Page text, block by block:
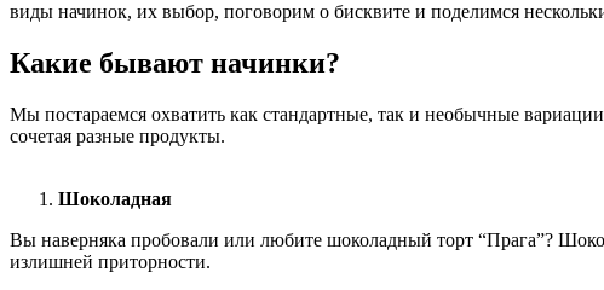
виды начинок, их выбор, поговорим о бисквите и поделимся
Какие бывают начинки?
Мы постараемся охватить как стандартные, так и необычные
сочетая разные продукты.
Шоколадная
Вы наверняка пробовали или любите шоколадный торт “Прага”?
излишней приторности.